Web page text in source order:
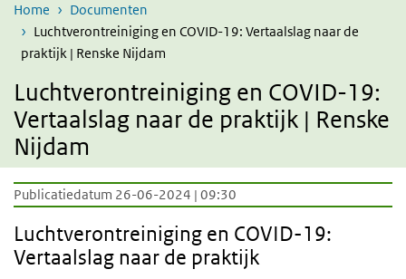
Home
Documenten
Luchtverontreiniging en COVID-19: Vertaalslag naar de
praktijk | Renske Nijdam
Luchtverontreiniging en COVID-19:
Vertaalslag naar de praktijk | Renske
Nijdam
Publicatiedatum 26-06-2024 | 09:30
Luchtverontreiniging en COVID-19:
Vertaalslag naar de praktijk